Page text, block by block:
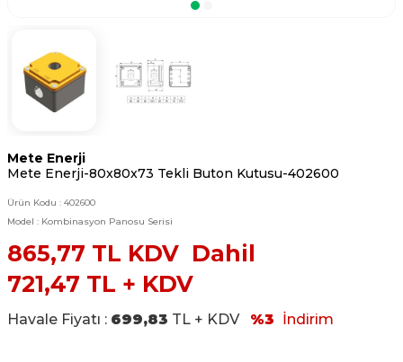
Mete Enerji
Mete Enerji-80x80x73 Tekli Buton Kutusu-402600
Ürün Kodu : 402600
Model : Kombinasyon Panosu Serisi
865,77 TL KDV Dahil
721,47 TL + KDV
Havale Fiyatı : 699,83 TL + KDV %3 İndirim